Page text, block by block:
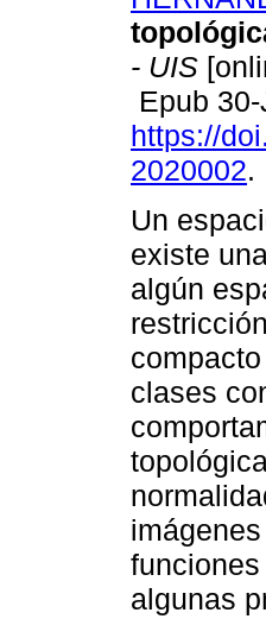
- UIS
Epub
https://
2020002.
Un
existe
algún
clases
algunas